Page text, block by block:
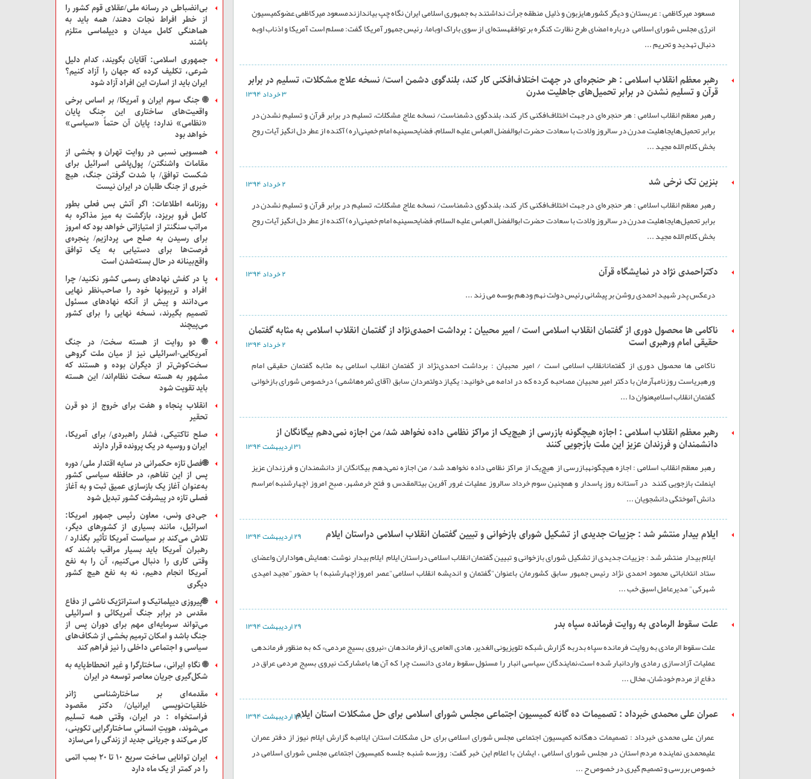
مسعود میرکاظمی : عربستان و دیگر کشورهایزبون و ذلیل منطقه جرأت نداشتند به جمهوری اسلامی ایران نگاه چپ بیاندازندمسعود میرکاظمی عضوکمیسیون
انرژی مجلس شورای اسلامی درباره امضای طرح نظارت کنگره بر توافقهسته‌ای از سوی باراک اوباما،‌ رئیس جمهور آمریکا گفت: مسلم است آمریکا و اذناب اوبه
دنبال تهدید و تحریم ...
رهبر معظم انقلاب اسلامی : هر حنجره‌ای در جهت اختلاف‌افکنی کار کند، بلندگوی دشمن است/ نسخه علاج مشکلات، تسليم در برابر
قرآن و تسليم نشدن در برابر تحميل‌های جاهليت مدرن ۳ خرداد ۱۳۹۴
رهبر معظم انقلاب اسلامی : هر حنجره‌ای در جهت اختلاف‌افکنی کار کند، بلندگوی دشمناست/ نسخه علاج مشکلات، تسليم در برابر قرآن و تسليم نشدن در
برابر تحميل‌هایجاهليت مدرن در سالروز ولادت با سعادت حضرت ابوالفضل العباس علیه السلام، فضایحسینیه امام خمینی(ره) آکنده از عطر دل انگیز آیات روح
بخش کلام الله مجید ...
بنزین تک نرخی شد ۲ خرداد ۱۳۹۴
رهبر معظم انقلاب اسلامی : هر حنجره‌ای در جهت اختلاف‌افکنی کار کند، بلندگوی دشمناست/ نسخه علاج مشکلات، تسليم در برابر قرآن و تسليم نشدن در
برابر تحميل‌هایجاهليت مدرن در سالروز ولادت با سعادت حضرت ابوالفضل العباس علیه السلام، فضایحسینیه امام خمینی(ره) آکنده از عطر دل انگیز آیات روح
بخش کلام الله مجید ...
دکتراحمدی نژاد در نمایشگاه قرآن ۲ خرداد ۱۳۹۴
درعکس پدر شهید احمدی روشن بر پیشانی رئیس دولت نهم ودهم بوسه می زند ...
ناکامی ها محصول دوری از گفتمان انقلاب اسلامی است / امیر محبیان : برداشت احمدی‌نژاد از گفتمان انقلاب اسلامی به مثابه گفتمان
حقیقی امام ورهبری است ۲ خرداد ۱۳۹۴
ناکامی ها محصول دوری از گفتمانانقلاب اسلامی است / امیر محبیان : برداشت احمدی‌نژاد از گفتمان انقلاب اسلامی به مثابه گفتمان حقیقی امام
ورهبریاست روزنامهآرمان با دکتر امیر محبیان مصاحبه کرده که در ادامه می خوانید: یکیاز دولتمردان سابق (آقای ثمره‌هاشمی) درخصوص شورای بازخوانی
گفتمان انقلاب اسلامیعنوان دا ...
رهبر معظم انقلاب اسلامی : اجازه هیچگونه بازرسی از هیچ‌یک از مراکز نظامی داده نخواهد شد/ من اجازه نمی‌دهم بیگانگان از
دانشمندان و فرزندان عزیز این ملت بازجویی کنند ۳۱ ارديبهشت ۱۳۹۴
رهبر معظم انقلاب اسلامی : اجازه هیچگونهبازرسی از هیچ‌یک از مراکز نظامی داده نخواهد شد/ من اجازه نمی‌دهم بیگانگان از دانشمندان و فرزندان عزیز
اینملت بازجویی کنند در آستانه روز پاسدار و همچنین سوم خرداد سالروز عملیات غرور آفرین بیتالمقدس و فتح خرمشهر، صبح امروز (چهارشنبه)مراسم
دانش آموختگی دانشجویان ...
ایلام بیدار منتشر شد : جزییات جدیدی از تشکیل شورای بازخوانی و تبیین گفتمان انقلاب اسلامی دراستان ایلام ۲۹ ارديبهشت ۱۳۹۴
ایلام بیدار منتشر شد : جزییات جدیدی از تشکیل شورای بازخوانی و تبیین گفتمان انقلاب اسلامی دراستان ایلام ایلام بیدار نوشت :همایش هواداران واعضای
ستاد انتخاباتی محمود احمدی نژاد رئیس جمهور سابق کشورمان باعنوان"گفتمان و اندیشه انقلاب اسلامی"عصر امروز(چهارشنبه) با حضور"مجید امیدی
شهرکی" مدیرعامل اسبق خب ...
علت سقوط الرمادی به روایت فرمانده سپاه بدر ۲۹ ارديبهشت ۱۳۹۴
علت سقوط الرمادی به روایت فرمانده سپاه بدربه گزارش شبکه تلویزیونی الغدیر، هادی العامری، ازفرماندهان «نیروی بسیج مردمی» که به منظور فرماندهی
عملیات آزادسازی رمادی واردانبار شده است،نمایندگان سیاسی انبار را مسئول سقوط رمادی دانست چرا که آن ها بامشارکت نیروی بسیج مردمی عراق در
دفاع از مردم خودشان، مخال ...
عمران علی محمدی خبرداد : تصمیمات ده گانه کمیسیون اجتماعی مجلس شورای اسلامی برای حل مشکلات استان ایلام
۲۸ ارديبهشت ۱۳۹۴
عمران علی محمدی خبرداد : تصمیمات دهگانه کمیسیون اجتماعی مجلس شورای اسلامی برای حل مشکلات استان ایلامبه گزارش ایلام نیوز از دفتر عمران
علیمحمدی نماینده مردم استان در مجلس شورای اسلامی ، ایشان با اعلام این خبر گفت: روزسه شنبه جلسه کمیسیون اجتماعی مجلس شورای اسلامی در
خصوص بررسی و تصمیم گیری در خصوص ح ...
بی‌انضباطی در رسانه ملی/عقلای قوم کشور را
از خطر افراط نجات دهند/ همه باید به
هماهنگی کامل میدان و دیپلماسی متلزم
باشند
جمهوری اسلامی: آقایان بگویند، کدام دلیل
شرعی، تکلیف کرده که جهان را آزاد کنیم؟
ایران باید از اسارت این افراد آزاد شود
🌐 جنگ سوم ایران و آمریکا/ بر اساس برخی
واقعیت‌های ساختاری این جنگ پایان
«نظامی» ندارد؛ پایان آن حتماً «سیاسی»
خواهد بود
همسویی نسبی در روایت تهران و بخشی از
مقامات واشنگتن/ پول‌پاشی اسرائیل برای
شکست توافق/ با شدت گرفتن جنگ، هیچ
خبری از جنگ طلبان در ایران نیست
روزنامه اطلاعات: اگر آتش بس فعلی بطور
کامل فرو بریزد، بازگشت به میز مذاکره به
مراتب سنگنتر از امتیازاتی خواهد بود که امروز
برای رسیدن به صلح می پردازیم/ پنجره‌ی
فرصت‌ها برای دستیابی به یک توافق
واقع‌بینانه در حال بسته‌شدن است
پا در کفش نهادهای رسمی کشور نکنید/ چرا
افراد و تریبونها خود را صاحب‌نظر نهایی
می‌دانند و پیش از آنکه نهادهای مسئول
تصمیم بگیرند، نسخه نهایی را برای کشور
می‌پیچند
🌐 دو روایت از هسته سخت/ در جنگ
آمریکایی-اسرائیلی نیز از میان ملت‌ گروهی
سخت‌کوش‌تر از دیگران بوده و هستند که
مشهور به هسته سخت نظام‌اند/ این هسته
باید تقویت شود
انقلاب پنجاه و هفت برای خروج از دو قرن
تحقیر
صلح تاکتیکی، فشار راهبردی/ برای آمریکا،
ایران و روسیه در یک پرونده قرار دارند
🌐فصل تازه حکمرانی در سایه اقتدار ملی/ دوره
پس از این تفاهم، در حافظه سیاسی کشور
به‌عنوان آغاز یک بازسازی عمیق ثبت و به آغاز
فصلی تازه در پیشرفت کشور تبدیل شود
جی‌دی ونس، معاون رئیس جمهور امریکا:
اسرائیل، مانند بسیاری از کشور‌های دیگر،
تلاش می‌کند بر سیاست آمریکا تأثیر بگذارد /
رهبران آمریکا باید بسیار مراقب باشند که
وقتی کاری را دنبال می‌کنیم، آن را به نفع
آمریکا انجام دهیم، نه به نفع هیچ کشور
دیگری
🌐پیروزی دیپلماتیک و استراتژیک ناشی از دفاع
مقدس در برابر جنگ آمریکائی و اسرائیلی
می‌تواند سرمایه‌ای مهم برای دوران پس از
جنگ باشد و امکان ترمیم بخشی از شکاف‌های
سیاسی و اجتماعی داخلی را نیز فراهم کند
🌐 نگاهِ ایرانی، ساختارگرا و غیر انحطاط‌پایه به
شکل‌گیری جریان معاصر توسعه در ایران
مقدمه‌ای بر ساختارشناسی ژانر
خلقیات‌نویسی ایرانیان/ دکتر مقصود
فراستخواه : در ایران، وقتی همه تسلیم
می‌شوند، هویتِ انسانیِ ساختارگرایی تکوینی،
کار می‌کند و جریانی جدید از زندگی را می‌سازد
ایران توانایی ساخت سریع ۱۰ تا ۲۰ بمب اتمی
را در کمتر از یک ماه دارد